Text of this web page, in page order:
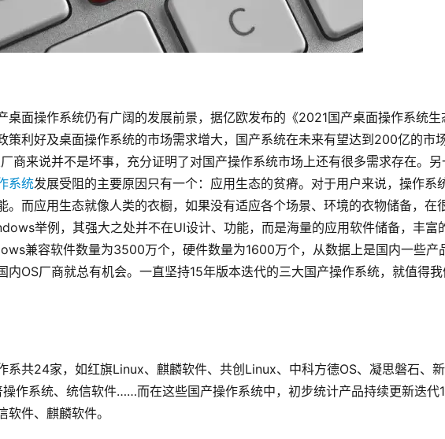
面操作系统仍有广阔的发展前景，据亿欧发布的《2021国产桌面操作系统生
策利好及桌面操作系统的市场需求增大，国产系统在未来有望达到200亿的市
商来说并不是坏事，充分证明了对国产操作系统市场上还有很多需求存在。另
系统发展受阻的主要原因只有一个：应用生态的贫瘠。对于用户来说，操作系
。而应用生态就像人类的衣橱，如果没有适应各个场景、环境的衣物储备，在
举例，其强大之处并不在UI设计、功能，而是海量的应用软件储备，丰富
兼容软件数量为3500万个，硬件数量为1600万个，从数据上是国内一些产
内OS厂商就总有机会。一直坚持15年版本迭代的三大国产操作系统，就值得
共24家，如红旗Linux、麒麟软件、共创Linux、中科方德OS、凝思磐石、
作系统、统信软件……而在这些国产操作系统中，初步统计产品持续更新迭代
件、麒麟软件。